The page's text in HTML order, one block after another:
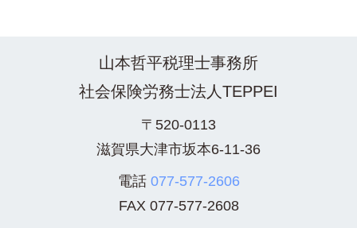
山本哲平税理士事務所
社会保険労務士法人TEPPEI
〒520-0113
滋賀県大津市坂本6-11-36
電話 077-577-2606
FAX 077-577-2608